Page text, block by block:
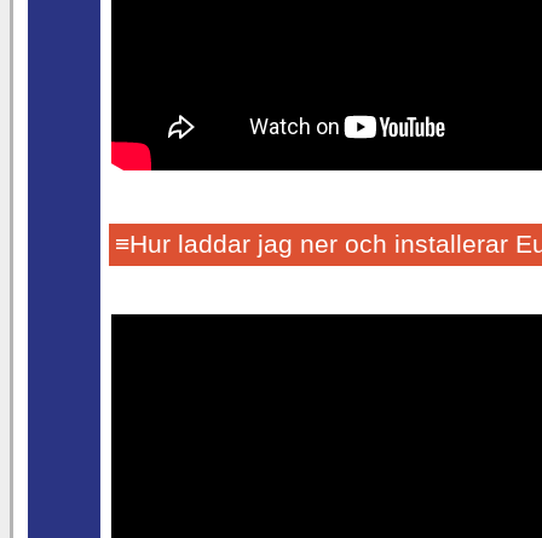
≡Hur laddar jag ner och installerar